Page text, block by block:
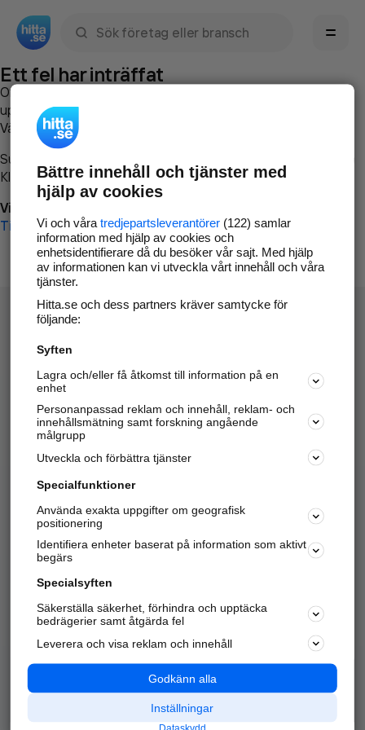
Ett fel har inträffat
Om du vill kan du
uppstod så att vi lättare och snabbare kan avhjälpa det.
Vänligen försök med följande:
Surfa till
Klicka påTillbaka-knappen i webbläsaren och försök igen
Vi beklagar besväret!
Till startsidan
Hitta.se - Gratis nummerupplysning.
Sök företag, personer och platser.
Hitta telefonnummer, adresser, företagsinfo mm.
Marknadsför företaget
Kom igång och annonsera mot
samarbetspartners nära dig.
Alla kategorier
Populära sökningar
API & Kartor
Annonsera
Integritet
Nödnummer
Bättre innehåll och tjänster med
hjälp av cookies
Vi och våra tredjepartsleverantörer(122) samlar
information med hjälp av cookies och
enhetsidentifierare då du besöker vår sajt. Med hjälp
av informationen kan vi utveckla vårt innehåll och våra
tjänster.
Hitta.se och dess partners kräver samtycke för
följande:
Syften
Lagra och/eller få åtkomst till information på en
enhet
Personanpassad reklam och innehåll, reklam- och
innehållsmätning samt forskning angående
målgrupp
Utveckla och förbättra tjänster
Specialfunktioner
Använda exakta uppgifter om geografisk
positionering
Identifiera enheter baserat på information som aktivt
begärs
Specialsyften
Säkerställa säkerhet, förhindra och upptäcka
bedrägerier samt åtgärda fel
Leverera och visa reklam och innehåll
Godkänn alla
Inställningar
Dataskydd